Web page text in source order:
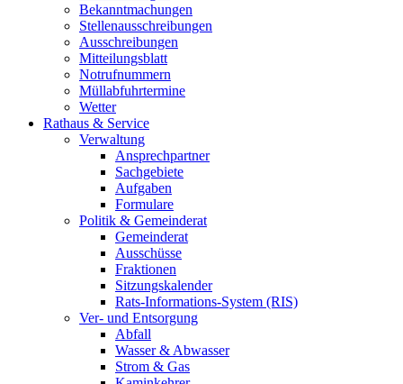
Bekanntmachungen
Stellenausschreibungen
Ausschreibungen
Mitteilungsblatt
Notrufnummern
Müllabfuhrtermine
Wetter
Rathaus & Service
Verwaltung
Ansprechpartner
Sachgebiete
Aufgaben
Formulare
Politik & Gemeinderat
Gemeinderat
Ausschüsse
Fraktionen
Sitzungskalender
Rats-Informations-System (RIS)
Ver- und Entsorgung
Abfall
Wasser & Abwasser
Strom & Gas